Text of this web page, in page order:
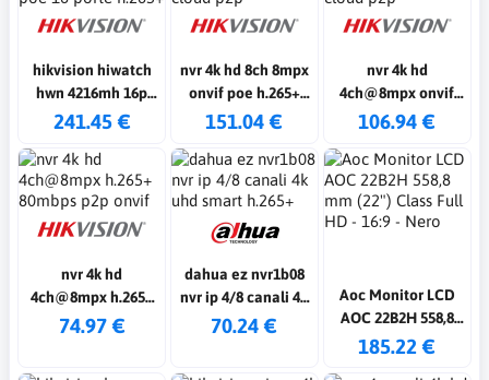
hikvision hiwatch
hwn 4216mh 16p
nvr ip 16 canali 8mp
241.45 €
nvr 4k hd 8ch 8mpx
onvif poe h.265+
80mbps cloud p2p
151.04 €
nvr 4k hd
4ch@8mpx onvif
poe h.265+ 80mbps
106.94 €
nvr 4k hd
4ch@8mpx h.265+
80mbps p2p onvif
74.97 €
dahua ez nvr1b08
nvr ip 4/8 canali 4k
uhd smart h.265+
70.24 €
Aoc Monitor LCD
AOC 22B2H 558,8
mm (22") Class Full
185.22 €